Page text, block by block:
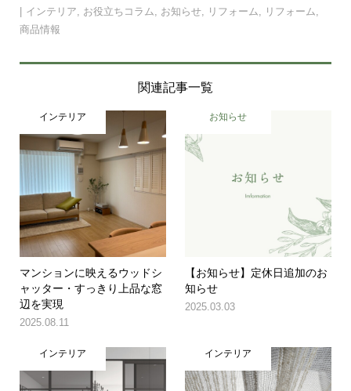
インテリア
お役立ちコラム お知らせ, リフォーム リフォーム
商品情報
関連記事一覧
インテリア
マンションに映えるウッドシ
ャッター・すっきり上品な窓
辺を実現
2025.08.11
お知らせ
【お知らせ】定休日追加のお
知らせ
2025.03.03
インテリア インテリア